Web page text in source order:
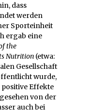
dass
werden
Sporteinheit
ergab eine
the
Nutrition (etwa:
Gesellschaft
wurde,
positive Effekte
von der
auch bei